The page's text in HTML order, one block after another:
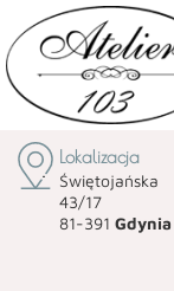
Lokalizacja
Świętojańska
43/17
81-391 Gdynia